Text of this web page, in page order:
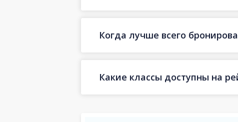
Когда лучше всего
Какие классы доступны на